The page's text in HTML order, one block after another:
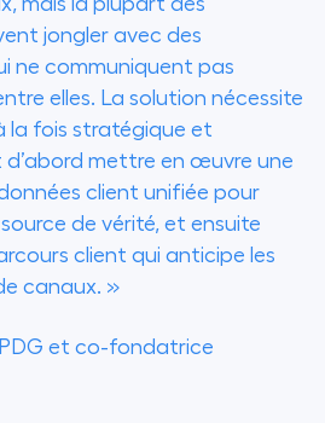
jongler avec des
ne communiquent pas
elles. La solution nécessite
la fois stratégique et
mettre en œuvre une
client unifiée pour
de vérité, et ensuite
client qui anticipe les
canaux. »
et co-fondatrice